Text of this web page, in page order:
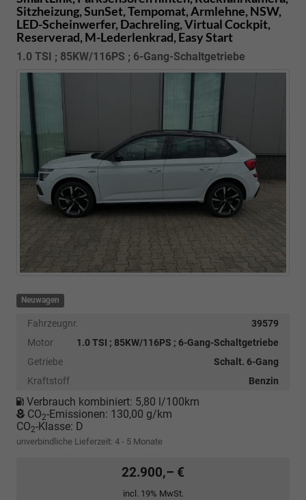
Sitzheizung, SunSet, Tempomat, Armlehne, NSW,
LED-Scheinwerfer, Dachreling, Virtual Cockpit,
Reserverad, M-Lederlenkrad, Easy Start
1.0 TSI ; 85KW/116PS ; 6-Gang-Schaltgetriebe
Neuwagen
Fahrzeugnr.
39579
Motor
1.0 TSI ; 85KW/116PS ; 6-Gang-Schaltgetriebe
Getriebe
Schalt. 6-Gang
Kraftstoff
Benzin
Verbrauch kombiniert: 5,80 l/100km
CO2-Emissionen: 130,00 g/km
CO2-Klasse: D
unverbindliche Lieferzeit: 4 - 5 Monate
22.900,– €
incl. 19% MwSt.